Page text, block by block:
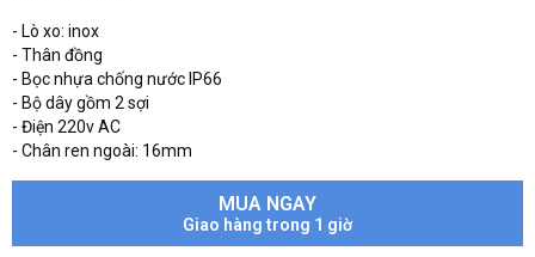
- Lò xo: inox
- Thân đồng
- Bọc nhựa chống nước IP66
- Bộ dây gồm 2 sợi
- Điện 220v AC
- Chân ren ngoài: 16mm
MUA NGAY
Giao hàng trong 1 giờ